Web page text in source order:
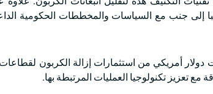
إلى جنب مع السياسات والمخططات الحكومية
2024 ، أنفقت وزارة الطاقة الأمريكية أكثر من 6 مليارات دولار أمريكي من استثمارات إزالة
مع تعزيز تكنولوجيا العمليات المرتبطة بها.